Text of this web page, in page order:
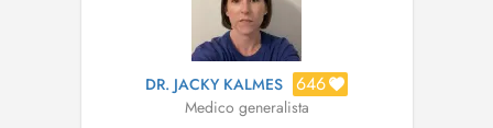
DR. JACKY KALMES 646
Medico generalista